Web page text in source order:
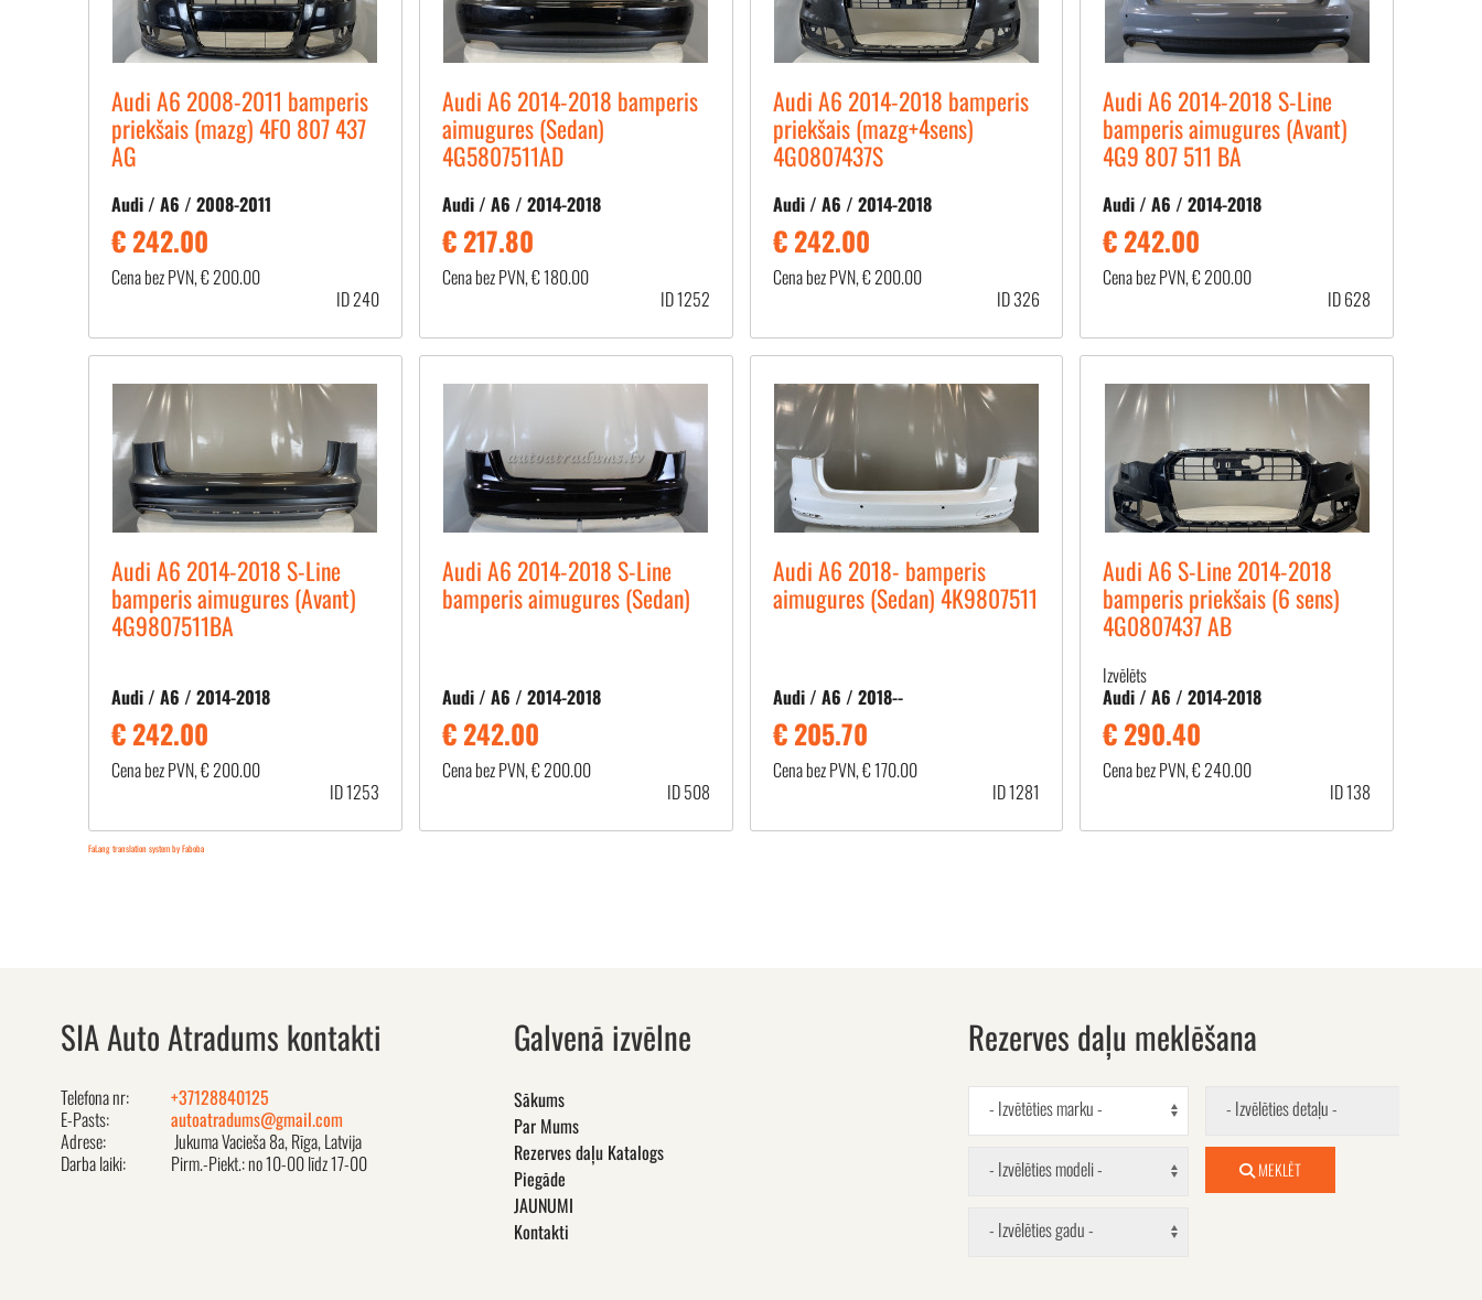
Audi A6 2008-2011 bamperis
priekšais (mazg) 4F0 807 437
AG
Audi / A6 / 2008-2011
€ 242.00
Cena bez PVN, € 200.00
ID 240
Audi A6 2014-2018 bamperis
aimugures (Sedan)
4G5807511AD
Audi / A6 / 2014-2018
€ 217.80
Cena bez PVN, € 180.00
ID 1252
Audi A6 2014-2018 bamperis
priekšais (mazg+4sens)
4G0807437S
Audi / A6 / 2014-2018
€ 242.00
Cena bez PVN, € 200.00
ID 326
Audi A6 2014-2018 S-Line
bamperis aimugures (Avant)
4G9 807 511 BA
Audi / A6 / 2014-2018
€ 242.00
Cena bez PVN, € 200.00
ID 628
Audi A6 2014-2018 S-Line
bamperis aimugures (Avant)
4G9807511BA
Audi / A6 / 2014-2018
€ 242.00
Cena bez PVN, € 200.00
ID 1253
Audi A6 2014-2018 S-Line
bamperis aimugures (Sedan)
Audi / A6 / 2014-2018
€ 242.00
Cena bez PVN, € 200.00
ID 508
Audi A6 2018- bamperis
aimugures (Sedan) 4K9807511
Audi / A6 / 2018--
€ 205.70
Cena bez PVN, € 170.00
ID 1281
Audi A6 S-Line 2014-2018
bamperis priekšais (6 sens)
4G0807437 AB
Izvēlēts
Audi / A6 / 2014-2018
€ 290.40
Cena bez PVN, € 240.00
ID 138
FaLang translation system by Faboba
SIA Auto Atradums kontakti
Telefona nr:
+37128840125
E-Pasts:
autoatradums@gmail.com
Adrese:
Jukuma Vacieša 8a, Rīga, Latvija
Darba laiki:
Pirm.-Piekt.: no 10-00 līdz 17-00
Galvenā izvēlne
Sākums
Par Mums
Rezerves daļu Katalogs
Piegāde
JAUNUMI
Kontakti
Rezerves daļu meklēšana
- Izvētēties marku -
- Izvēlēties modeli -
- Izvēlēties gadu -
- Izvēlēties detaļu -
MEKLĒT